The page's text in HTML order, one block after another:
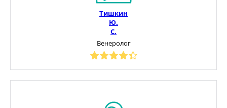
Тишкин
Ю.
С.
Венеролог